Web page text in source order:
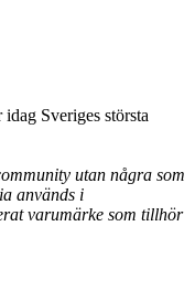
Sveriges största
utan några som
används i
varumärke som tillhör